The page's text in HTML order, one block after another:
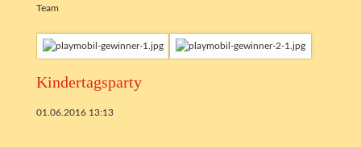
Team
Kindertagsparty
01.06.2016 13:13